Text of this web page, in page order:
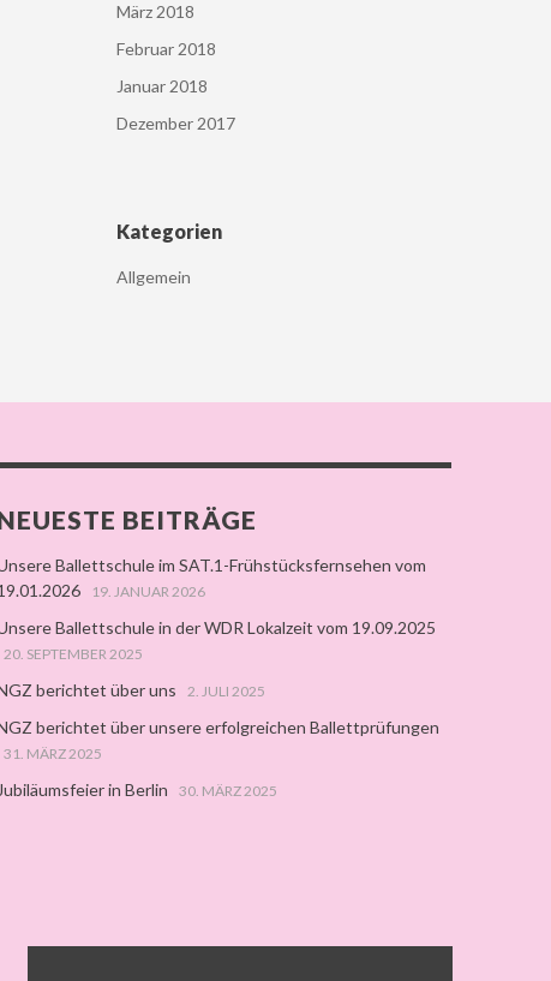
März 2018
Februar 2018
Januar 2018
Dezember 2017
Kategorien
Allgemein
BEITRÄGE
Ballettschule im SAT.1-Frühstücksfernsehen vom
19. JANUAR 2026
Ballettschule in der WDR Lokalzeit vom 19.09.2025
20. SEPTEMBER 2025
berichtet über uns 2. JULI 2025
berichtet über unsere erfolgreichen Ballettprüfungen
31. MÄRZ 2025
Jubiläumsfeier in Berlin 30. MÄRZ 2025